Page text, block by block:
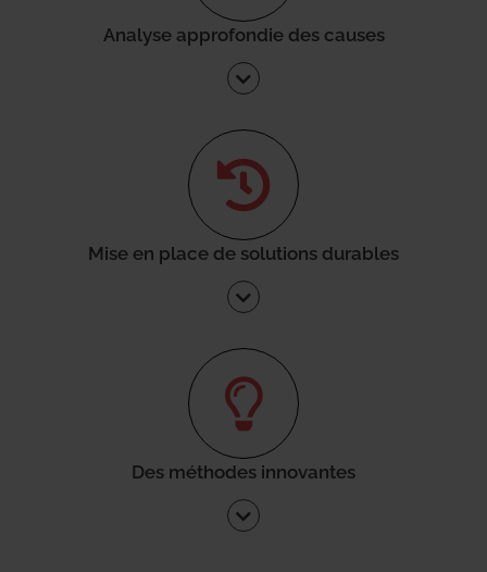
Analyse approfondie des causes
Mise en place de solutions durables
Des méthodes innovantes